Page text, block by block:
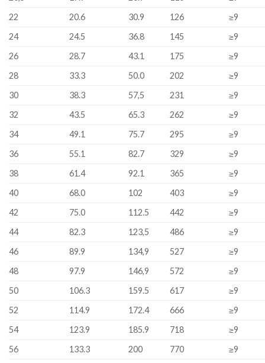
22
20.6 30.9 126
≥9
24
24.5 36.8 145
≥9
26
28.7 43.1 175
≥9
28
33.3 50.0 202
≥9
30
38.3 57,5 231
≥9
32
43.5 65.3 262
≥9
34
49.1 75.7 295
≥9
36
55.1 82.7 329
≥9
38
61.4 92.1 365
≥9
40
68.0 102 403
≥9
42
75.0 112.5 442
≥9
44
82.3 123,5 486
≥9
46
89.9 134,9 527
≥9
48
97.9 146,9 572
≥9
50
106.3 159.5 617
≥9
52
114.9 172.4 666
≥9
54
123.9 185.9 718
≥9
56
133.3 200 770
≥9